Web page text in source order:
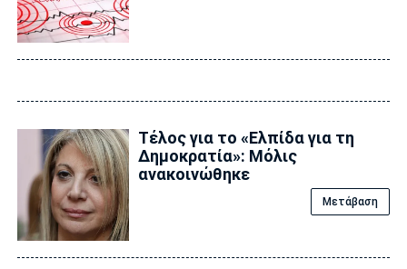
Τέλος για το «Ελπίδα για τη
Δημοκρατία»: Μόλις
ανακοινώθηκε
Μετάβαση